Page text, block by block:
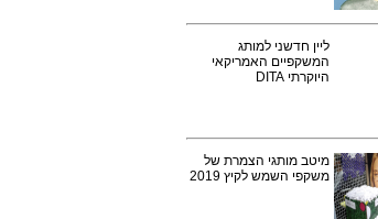
ליין חדשני למותג
המשקפיים האמריקאי
היוקרתי DITA
מיטב מותגי הצמרת של
משקפי השמש לקיץ 2019